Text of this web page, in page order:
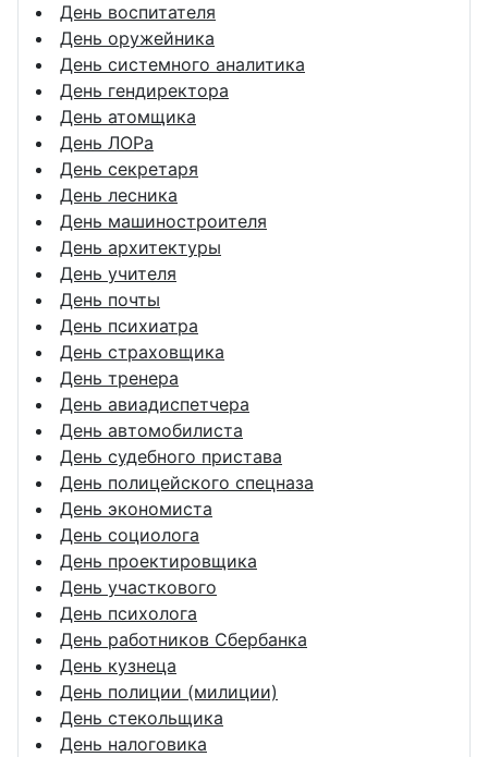
День воспитателя
День оружейника
День системного аналитика
День гендиректора
День атомщика
День ЛОРа
День секретаря
День лесника
День машиностроителя
День архитектуры
День учителя
День почты
День психиатра
День страховщика
День тренера
День авиадиспетчера
День автомобилиста
День судебного пристава
День полицейского спецназа
День экономиста
День социолога
День проектировщика
День участкового
День психолога
День работников Сбербанка
День кузнеца
День полиции (милиции)
День стекольщика
День налоговика